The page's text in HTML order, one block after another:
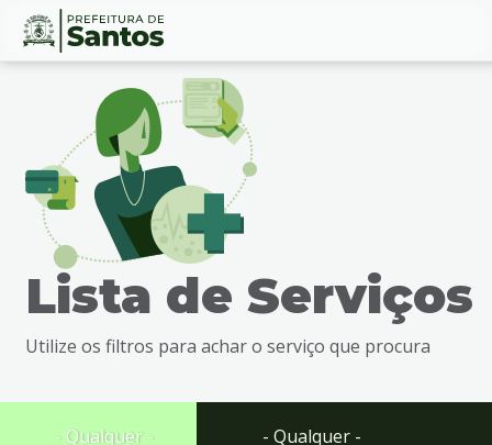
Ir
busca
Ir
Conteúdo
Lista de Serviços
Utilize os filtros para achar o serviço que procura
- Qualquer - - Qualquer -